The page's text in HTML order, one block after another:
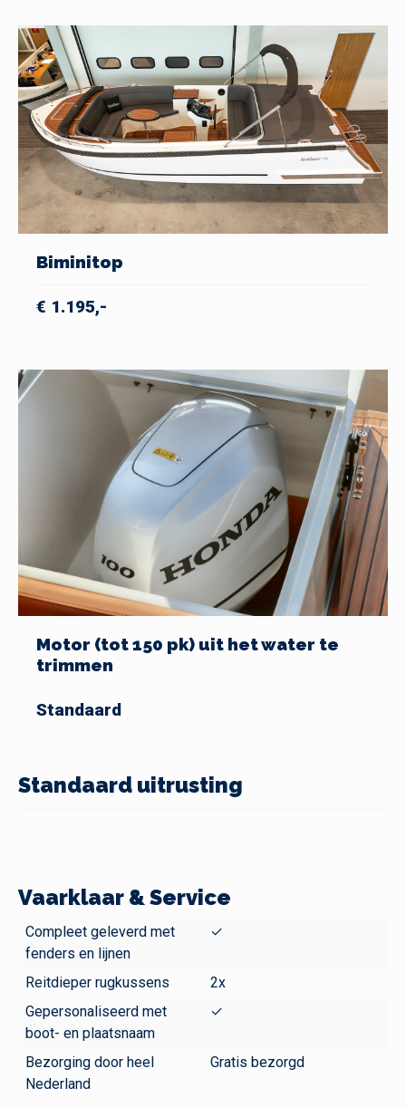
Biminitop
€ 1.195,-
Motor (tot 150 pk) uit het water te
trimmen
Standaard
Standaard uitrusting
Vaarklaar & Service
Compleet geleverd met
fenders en lijnen
✓
Reitdieper rugkussens
2x
Gepersonaliseerd met
boot- en plaatsnaam
✓
Bezorging door heel
Nederland
Gratis bezorgd